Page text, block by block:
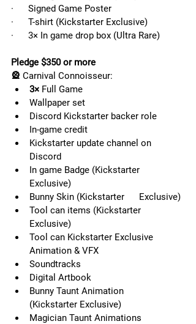
·      Signed Game Poster
·      T-shirt (Kickstarter Exclusive)
·      3× In game drop box (Ultra Rare)
Pledge $350 or more
🎡 Carnival Connoisseur:
3× Full Game
Wallpaper set
Discord Kickstarter backer role
In-game credit
Kickstarter update channel on
Discord
In game Badge (Kickstarter
Exclusive)
Bunny Skin (Kickstarter      Exclusive)
Tool can items (Kickstarter
Exclusive)
Tool can Kickstarter Exclusive
Animation & VFX
Soundtracks
Digital Artbook
Bunny Taunt Animation
(Kickstarter Exclusive)
Magician Taunt Animations